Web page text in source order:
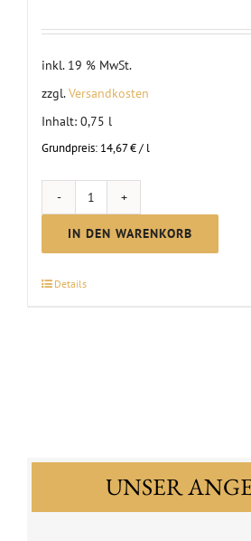
inkl. 19 % MwSt.
zzgl.Versandkosten
Inhalt: 0,75 l
Grundpreis: 14,67€/ l
ZEHRO
-
alkoholfreier
IN DEN WARENKORB
Details
UNSER